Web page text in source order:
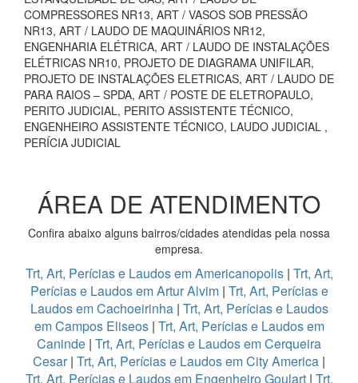
COMPRESSORES NR13, ART / VASOS SOB PRESSÃO
NR13, ART / LAUDO DE MAQUINÁRIOS NR12,
ENGENHARIA ELÉTRICA, ART / LAUDO DE INSTALAÇÕES
ELÉTRICAS NR10, PROJETO DE DIAGRAMA UNIFILAR,
PROJETO DE INSTALAÇÕES ELETRICAS, ART / LAUDO DE
PARA RAIOS – SPDA, ART / POSTE DE ELETROPAULO,
PERITO JUDICIAL, PERITO ASSISTENTE TÉCNICO,
ENGENHEIRO ASSISTENTE TÉCNICO, LAUDO JUDICIAL ,
PERÍCIA JUDICIAL
ÁREA DE ATENDIMENTO
Confira abaixo alguns bairros/cidades atendidas pela nossa
empresa.
Trt, Art, Perícias e Laudos em Americanopolis | Trt, Art,
Perícias e Laudos em Artur Alvim | Trt, Art, Perícias e
Laudos em Cachoeirinha| Trt, Art, Perícias e Laudos
em Campos Eliseos | Trt, Art, Perícias e Laudos em
Caninde | Trt, Art, Perícias e Laudos em Cerqueira
Cesar| Trt, Art, Perícias e Laudos em City America |
Trt, Art, Perícias e Laudos em Engenheiro Goulart | Trt,